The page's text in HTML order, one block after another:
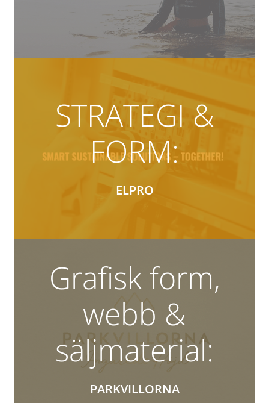
STRATEGI &
FORM:
ELPRO
Grafisk form,
webb &
säljmaterial:
PARKVILLORNA